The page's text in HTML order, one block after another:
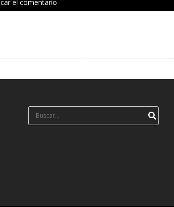
Búsqueda
para: